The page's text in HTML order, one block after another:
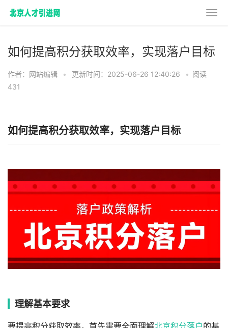
如何提高积分获取效率，实现落户目标
作者：网站编辑 • 更新时间：2025-06-26 12:40:26 • 阅读
431
如何提高积分获取效率，实现落户目标
理解基本要求